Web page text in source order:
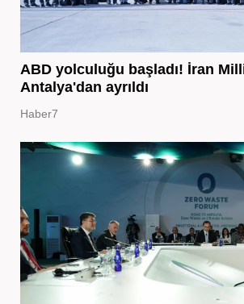
ABD yolculuğu başladı! İran Milli
Antalya'dan ayrıldı
Haber7